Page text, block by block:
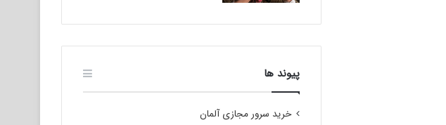
پیوند ها
خرید سرور مجازی آلمان